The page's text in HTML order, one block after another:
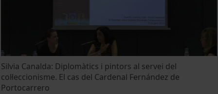
Silvia Canalda: Diplomàtics i pintors al servei del
col·leccionisme. El cas del Cardenal Fernández de
Portocarrero